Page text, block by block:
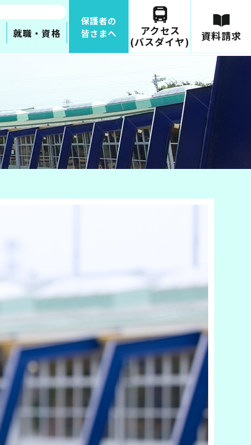
就職・資格
保護者の
皆さまへ
アクセス
(バスダイヤ) 資料請求